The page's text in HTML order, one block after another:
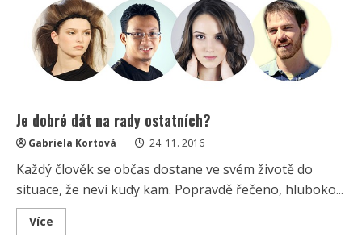
Je dobré dát na rady ostatních?
Gabriela Kortová 24. 11. 2016
Každý člověk se občas dostane ve svém životě do
situace, že neví kudy kam. Popravdě řečeno, hluboko...
Více
more